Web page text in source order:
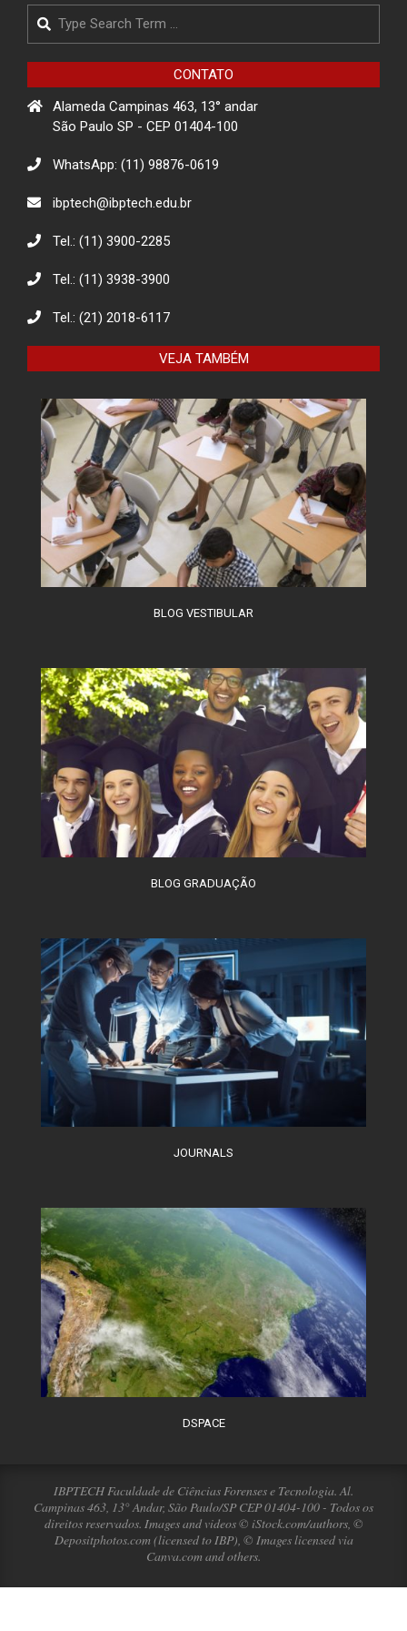
Projeto de Conscientização sobre
golpes para idosos impacta a
Projeto Rua
Descarte Sustentável de Pilhas e
Baterias
Eco Eletrônicos: Promovendo a
Responsável
O combate à desinformação na
CONTATO
Alameda Campinas 463, 13° andar
São Paulo SP - CEP 01404-100
WhatsApp: (11) 98876-0619
ibptech@ibptech.edu.br
Tel.: (11) 3900-2285
Tel.: (11) 3938-3900
Tel.: (21) 2018-6117
VEJA TAMBÉM
BLOG VESTIBULAR
BLOG GRADUAÇÃO
JOURNALS
DSPACE
IBPTECH Faculdade de Ciências Forenses e Tecnologia. Al.
Campinas 463, 13° Andar, São Paulo/SP CEP 01404-100 - Todos os
direitos reservados. Images and videos © iStock.com/authors, ©
Depositphotos.com (licensed to IBP), © Images licensed via
Canva.com and others.